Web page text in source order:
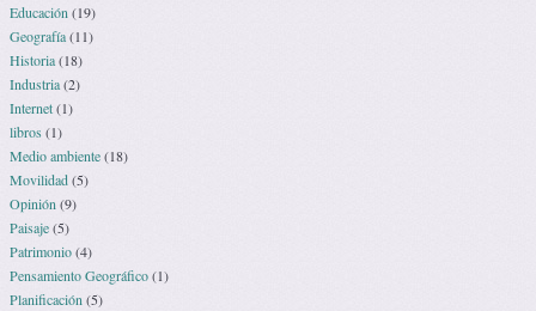
Educación (19)
Geografía(11)
Historia(18)
Industria(2)
Internet(1)
libros (1)
Medio ambiente(18)
Movilidad(5)
Opinión (9)
Paisaje(5)
Patrimonio(4)
Pensamiento Geográfico(1)
Planificación (5)